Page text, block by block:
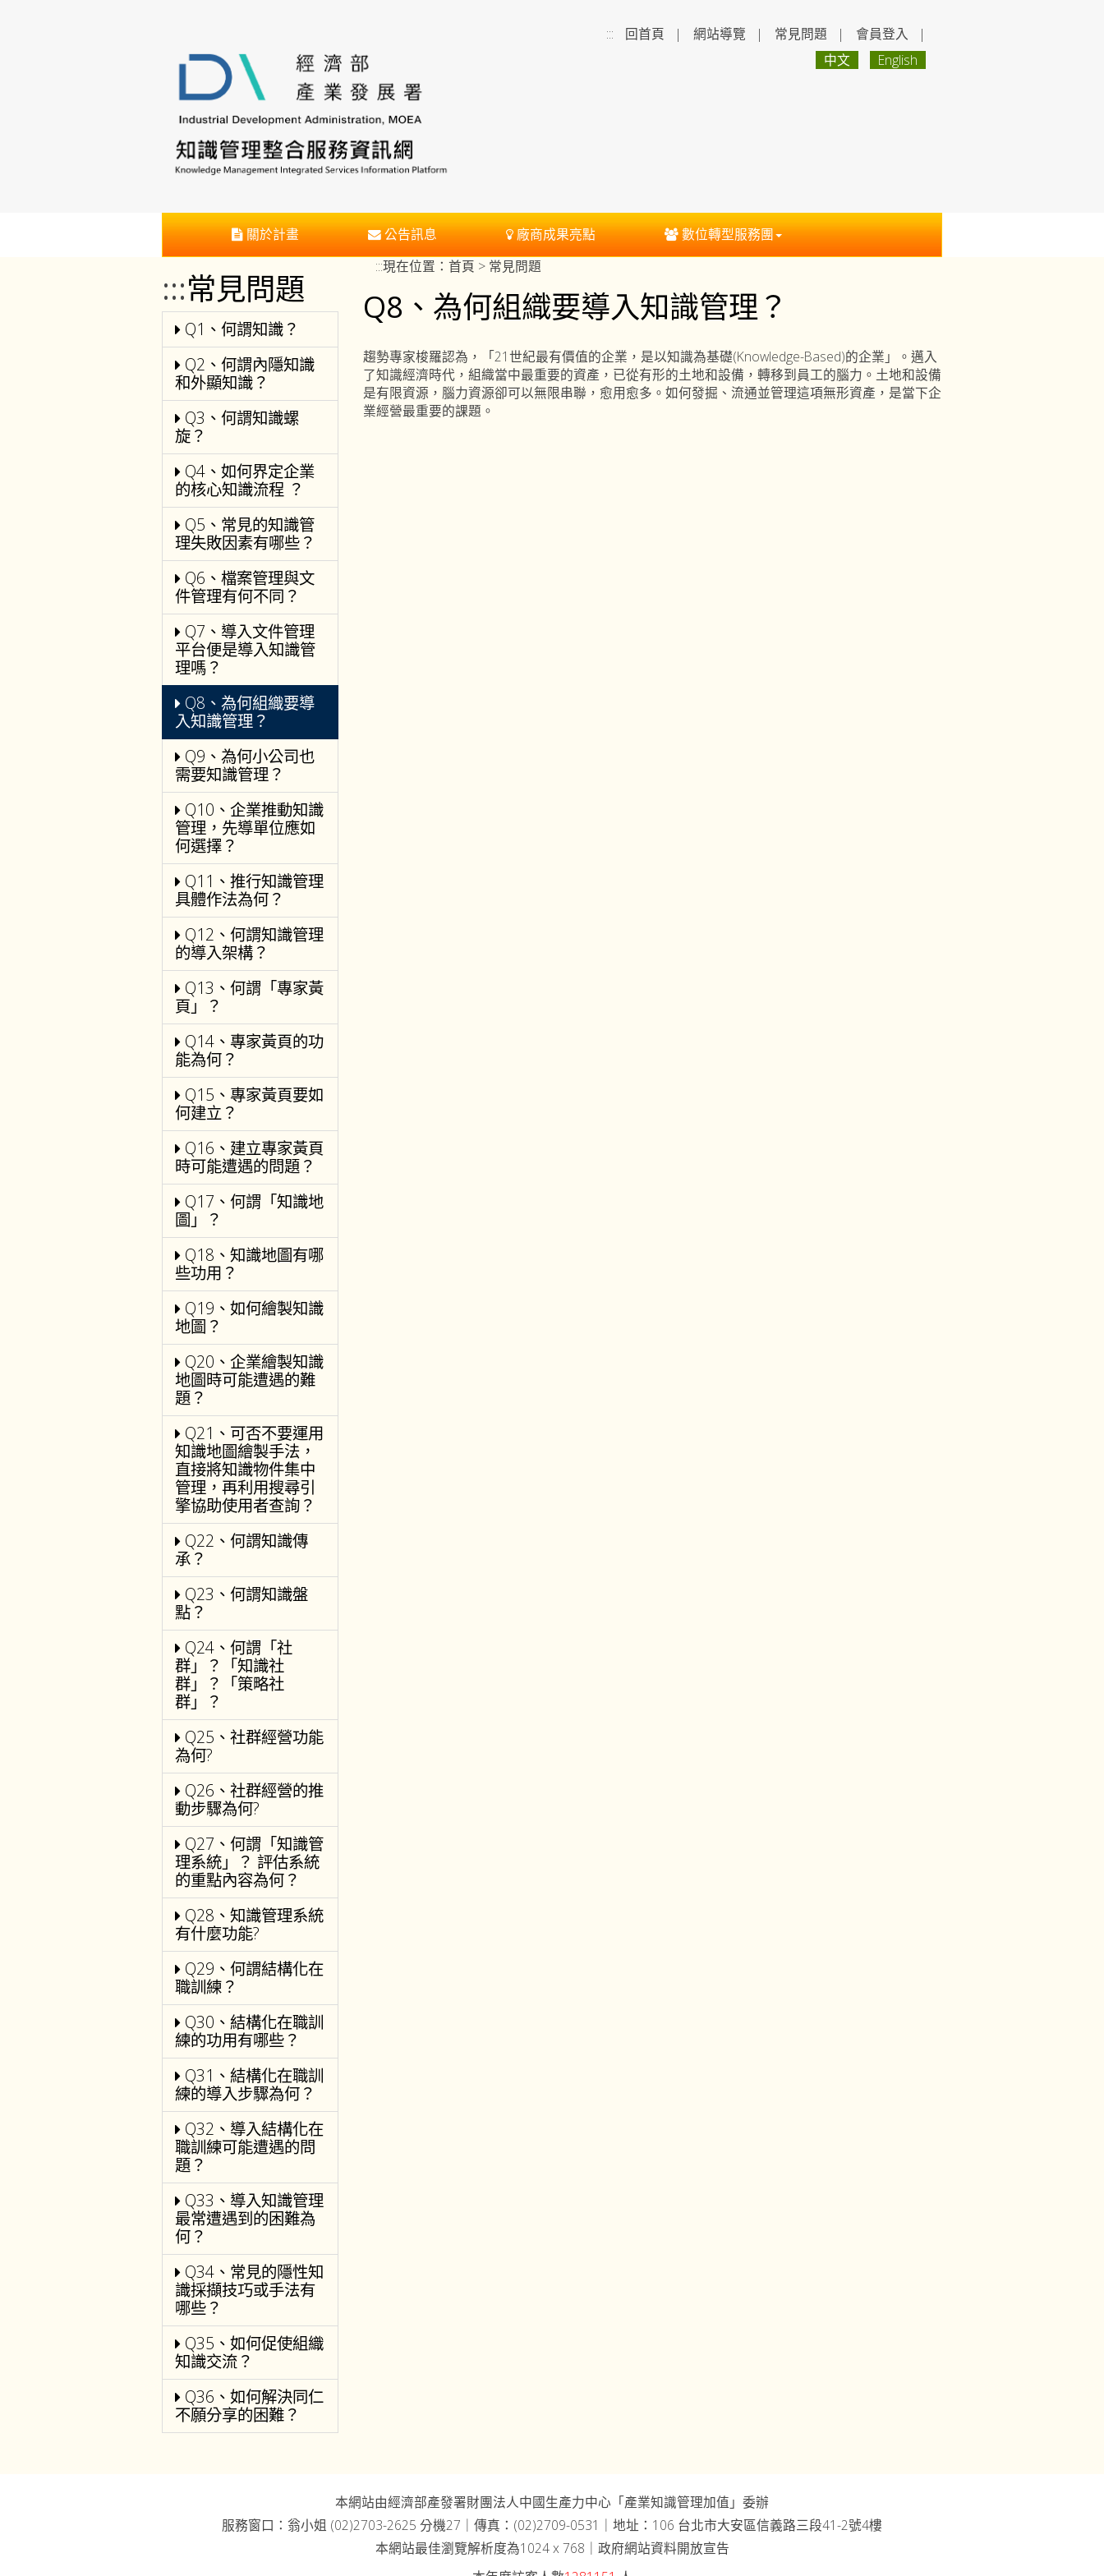
::: 回首頁 | 網站導覽 | 常見問題 | 會員登入 |
中文
English
:::
關於計畫 公告訊息 廠商成果亮點 數位轉型服務團
:::常見問題
Q1、何謂知識？
Q2、何謂內隱知識
和外顯知識？
Q3、何謂知識螺
旋？
Q4、如何界定企業
的核心知識流程 ？
Q5、常見的知識管
理失敗因素有哪些？
Q6、檔案管理與文
件管理有何不同？
Q7、導入文件管理
平台便是導入知識管
理嗎？
Q8、為何組織要導
入知識管理？
Q9、為何小公司也
需要知識管理？
Q10、企業推動知識
管理，先導單位應如
何選擇？
Q11、推行知識管理
具體作法為何？
Q12、何謂知識管理
的導入架構？
Q13、何謂「專家黃
頁」？
Q14、專家黃頁的功
能為何？
Q15、專家黃頁要如
何建立？
Q16、建立專家黃頁
時可能遭遇的問題？
Q17、何謂「知識地
圖」？
Q18、知識地圖有哪
些功用？
Q19、如何繪製知識
地圖？
Q20、企業繪製知識
地圖時可能遭遇的難
題？
Q21、可否不要運用
知識地圖繪製手法，
直接將知識物件集中
管理，再利用搜尋引
擎協助使用者查詢？
Q22、何謂知識傳
承？
Q23、何謂知識盤
點？
Q24、何謂「社
群」？「知識社
群」？「策略社
群」？
Q25、社群經營功能
為何?
Q26、社群經營的推
動步驟為何?
Q27、何謂「知識管
理系統」？ 評估系統
的重點內容為何？
Q28、知識管理系統
有什麼功能?
Q29、何謂結構化在
職訓練？
Q30、結構化在職訓
練的功用有哪些？
Q31、結構化在職訓
練的導入步驟為何？
Q32、導入結構化在
職訓練可能遭遇的問
題？
Q33、導入知識管理
最常遭遇到的困難為
何？
Q34、常見的隱性知
識採擷技巧或手法有
哪些？
Q35、如何促使組織
知識交流？
Q36、如何解決同仁
不願分享的困難？
:::現在位置： 首頁 > 常見問題
Q8、為何組織要導入知識管理？
趨勢專家梭羅認為，「21世紀最有價值的企業，是以知識為基礎(Knowledge-Based)的企業」。邁入
了知識經濟時代，組織當中最重要的資產，已從有形的土地和設備，轉移到員工的腦力。土地和設備
是有限資源，腦力資源卻可以無限串聯，愈用愈多。如何發掘、流通並管理這項無形資產，是當下企
業經營最重要的課題。
本網站由經濟部產發署財團法人中國生產力中心「產業知識管理加值」委辦
服務窗口：翁小姐 (02)2703-2625 分機27｜傳真：(02)2709-0531｜地址：106 台北市大安區信義路三段41-2號4樓
本網站最佳瀏覽解析度為1024 x 768｜政府網站資料開放宣告